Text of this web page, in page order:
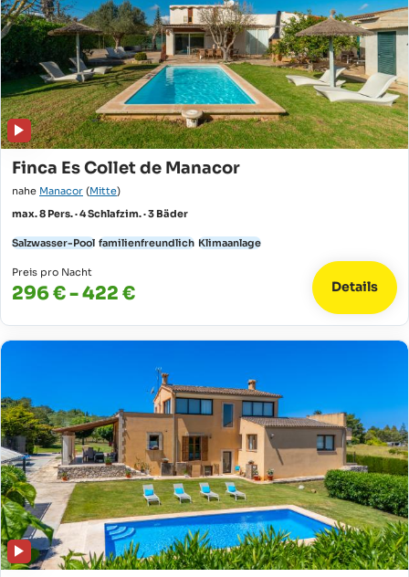
Finca Es Collet de Manacor
nahe Manacor (Mitte)
max. 8 Pers. · 4 Schlafzim. · 3 Bäder
Salzwasser-Pool familienfreundlich Klimaanlage
Preis pro Nacht
296 € - 422 € Details